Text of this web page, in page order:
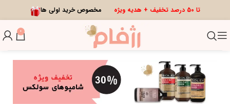
تا 50 درصد تخفیف + هدیه ویژه مخصوص خرید اولی ها
0